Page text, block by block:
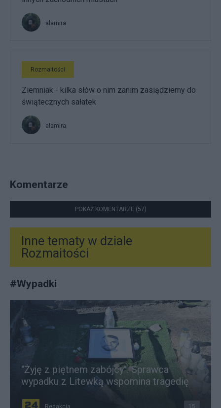
alamira
Rozmaitości
Ziemniak - kilka słów o nim zanim zasiądziemy do
świątecznych sałatek
alamira
Komentarze
POKAŻ KOMENTARZE (57)
Inne tematy w dziale
Rozmaitości
#Wypadki
"Żyję z piętnem zabójcy". Sprawca
wypadku z Litewką wspomina tragedię
Redakcja 15